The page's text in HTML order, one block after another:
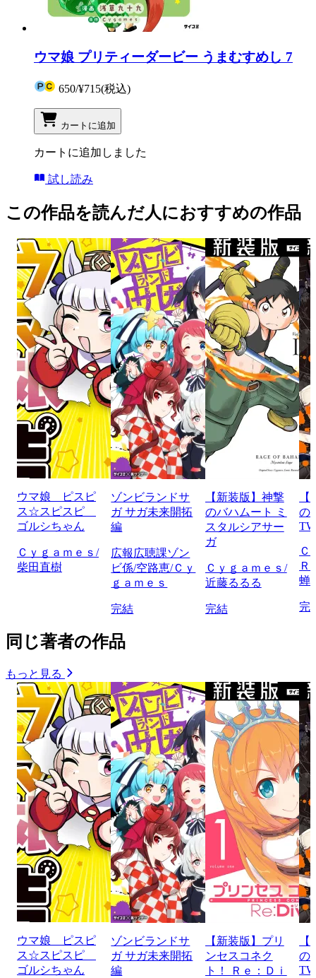
ウマ娘 プリティーダービー うまむすめし 7
650/¥715(税込)
カートに追加
カートに追加しました
試し読み
この作品を読んだ人におすすめの作品
ウマ娘 ピスピ
ス☆スピスピ
ゴルシちゃん
Ｃｙｇａｍｅｓ/
柴田直樹
ゾンビランドサ
ガ サガ未来開拓
編
広報広聴課ゾン
ビ係/空路恵/Ｃｙ
ｇａｍｅｓ
完結
【新装版】神撃
のバハムート ミ
スタルシアサー
ガ
Ｃｙｇａｍｅｓ/
近藤るるる
完結
の
Ｃ
Ｒ
蝉
完
同じ著者の作品
もっと見る
ウマ娘 ピスピ
ス☆スピスピ
ゴルシちゃん
ゾンビランドサ
ガ サガ未来開拓
編
【新装版】プリ
ンセスコネク
ト！ Ｒｅ：Ｄｉ
の